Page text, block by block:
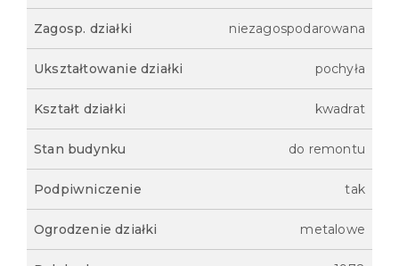
Zagosp. działki niezagospodarowana
Ukształtowanie działki pochyła
Kształt działki kwadrat
Stan budynku do remontu
Podpiwniczenie tak
Ogrodzenie działki metalowe